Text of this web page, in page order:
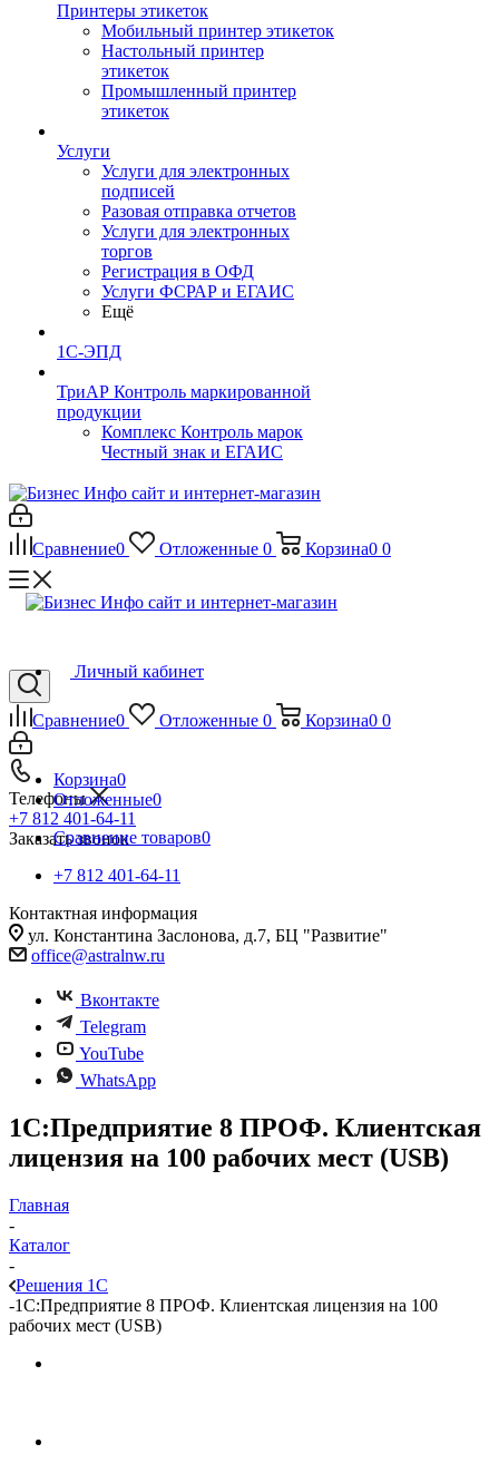
Принтеры этикеток
Мобильный принтер этикеток
Настольный принтер
этикеток
Промышленный принтер
этикеток
Услуги
Услуги для электронных
подписей
Разовая отправка отчетов
Услуги для электронных
торгов
Регистрация в ОФД
Услуги ФСРАР и ЕГАИС
Ещё
1С-ЭПД
ТриАР Контроль маркированной
продукции
Комплекс Контроль марок
Честный знак и ЕГАИС
Сравнение0 Отложенные 0 Корзина0 0
Сравнение0 Отложенные 0 Корзина0 0
Телефоны
+7 812 401-64-11
Заказать звонок
Личный кабинет
Корзина0
Отложенные0
Сравнение товаров0
+7 812 401-64-11
Контактная информация
ул. Константина Заслонова, д.7, БЦ "Развитие"
office@astralnw.ru
Вконтакте
Telegram
YouTube
WhatsApp
1С:Предприятие 8 ПРОФ. Клиентская
лицензия на 100 рабочих мест (USB)
Главная
-
Каталог
-
Решения 1С
-1С:Предприятие 8 ПРОФ. Клиентская лицензия на 100
рабочих мест (USB)